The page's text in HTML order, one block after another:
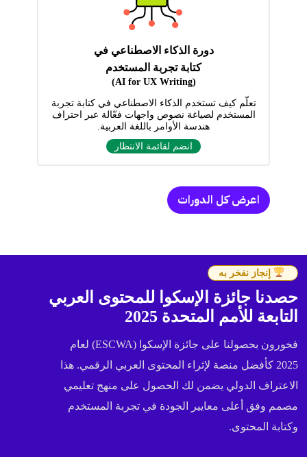
دورة الذكاء الاصطناعي في
كتابة تجربة المستخدم
(AI for UX Writing)
تعلّم كيف تستخدم الذكاء الاصطناعي في كتابة تجربة
المستخدم لصياغة نصوص واجهات فعّالة عبر احتراف
هندسة الأوامر باللغة العربية.
انضم لقائمة الانتظار
اعرض كل الدورات
إنجاز نفخر به
حصدنا جائزة الإسكوا للمحتوى العربي
التابعة للأمم المتحدة 2025
فخورون بحصولنا على جائزة الإسكوا (ESCWA) لعام
2025 كأفضل منصة لإثراء المحتوى العربي الرقمي. هذا
الاعتراف الدولي يضمن لك الحصول على منهج تعليمي
مصمم وفق أعلى معايير الجودة في تجربة المستخدم
وكتابة المحتوى.